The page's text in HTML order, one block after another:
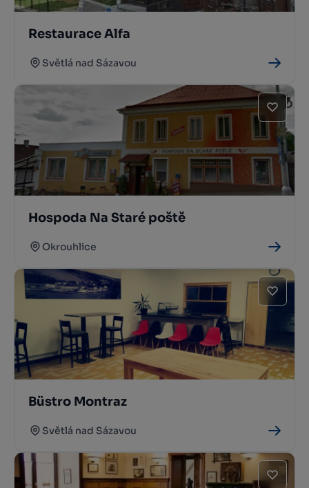
Restaurace Alfa
Světlá nad Sázavou
Hospoda Na Staré poště
Okrouhlice
Büstro Montraz
Světlá nad Sázavou